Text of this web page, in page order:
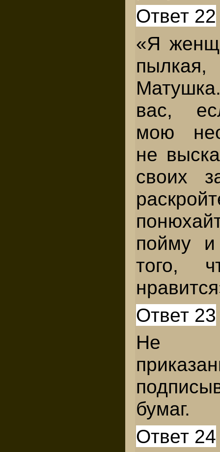
Ответ 22
«Я
вас,
мою
не
своих
пойму
того,
Ответ 23
Не
бумаг.
Ответ 24